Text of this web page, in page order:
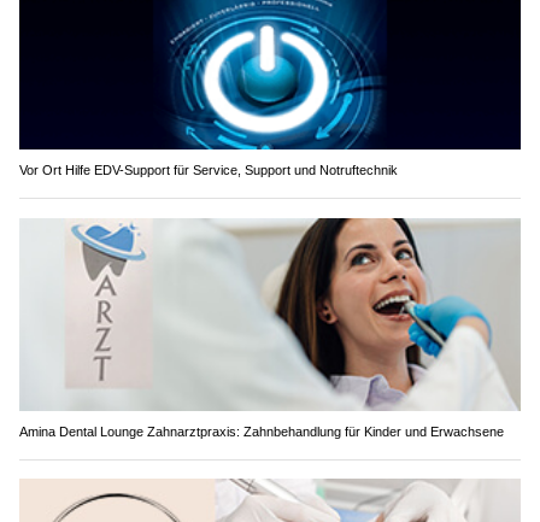
Vor Ort Hilfe EDV-Support für Service, Support und Notruftechnik
Amina Dental Lounge Zahnarztpraxis: Zahnbehandlung für Kinder und Erwachsene